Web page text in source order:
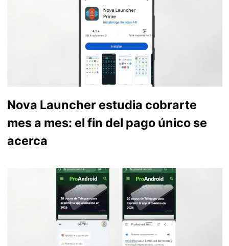
Nova Launcher estudia cobrarte
mes a mes: el fin del pago único se
acerca